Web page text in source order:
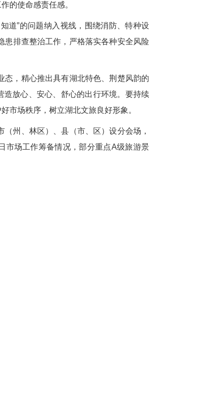
的使命感责任感。
知道”的问题纳入视线， 围绕消防、特种设
排查整治工作，严格落实各种安全风险
态，精心推出具有湖北特色、荆楚风韵的
放心、安心、舒心的出行环境。要持续
市场秩序，树立湖北文旅良好形象。
州、林区）、县（市、区）设分会场，
市场工作筹备情况，部分重点A级旅游景